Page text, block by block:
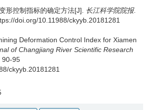
形控制指标的确定方法[J]. 长江科学院院报.
doi.org/10.11988/ckyyb.20181281
Deformation Control Index for Xiamen
of Changjiang River Scientific Research
90-95
ckyyb.20181281